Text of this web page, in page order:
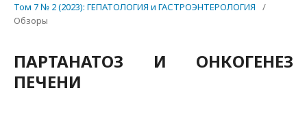
Том 7 № 2 (2023): ГЕПАТОЛОГИЯ и ГАСТРОЭНТЕРОЛОГИЯ
/
Обзоры
ПАРТАНАТОЗ И ОНКОГЕНЕЗ
ПЕЧЕНИ